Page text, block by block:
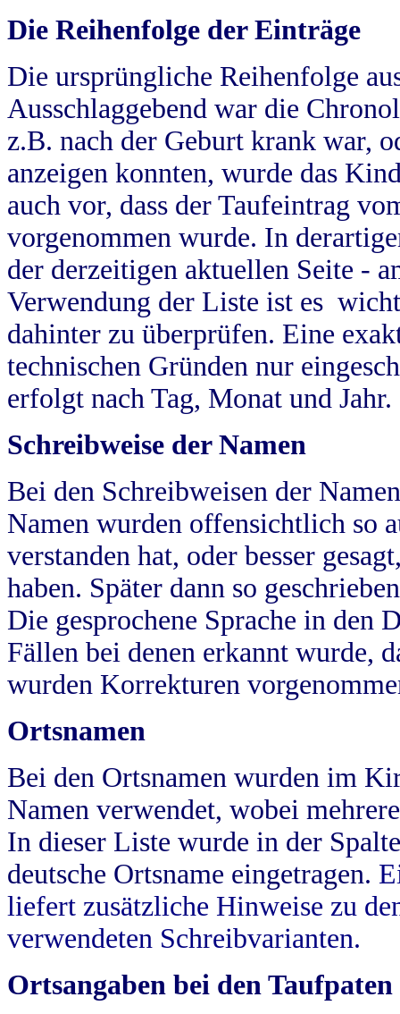
Die Reihenfolge der Einträge
Die ursprüngliche Reihenfolge
Ausschlaggebend war die
z.B. nach der Geburt krank war,
anzeigen konnten, wurde das
auch vor, dass der Taufeintrag
vorgenommen wurde. In
der derzeitigen aktuellen Seite -
Verwendung der Liste ist es
dahinter zu überprüfen. Eine
technischen Gründen nur
erfolgt nach Tag, Monat und Jahr.
Schreibweise der Namen
Bei den Schreibweisen der
Namen wurden offensichtlich so
verstanden hat, oder besser
haben. Später dann so
Die gesprochene Sprache in
Fällen bei denen erkannt wurde,
wurden Korrekturen
Ortsnamen
Bei den Ortsnamen wurden im
Namen verwendet, wobei
In dieser Liste wurde in der
deutsche Ortsname eingetragen.
liefert zusätzliche Hinweise zu
verwendeten Schreibvarianten.
Ortsangaben bei den Taufpaten